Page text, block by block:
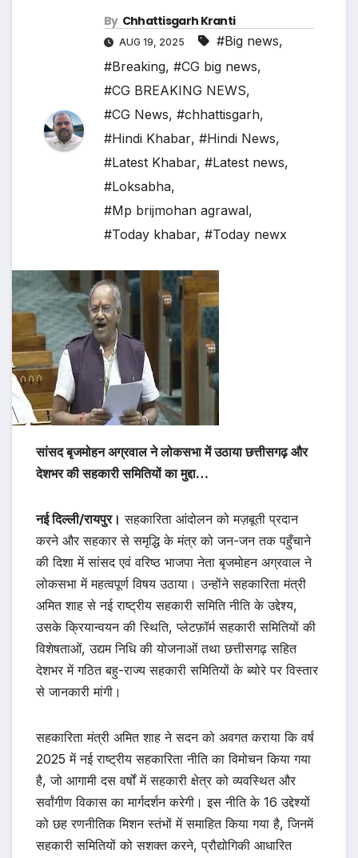
By Chhattisgarh Kranti
AUG 19, 2025 #Big news,
#Breaking, #CG big news,
#CG BREAKING NEWS,
#CG News, #chhattisgarh,
#Hindi Khabar, #Hindi News,
#Latest Khabar, #Latest news,
#Loksabha,
#Mp brijmohan agrawal,
#Today khabar, #Today newx
सांसद बृजमोहन अग्रवाल ने लोकसभा में उठाया छत्तीसगढ़ और
देशभर की सहकारी समितियों का मुद्दा…
नई दिल्ली/रायपुर। सहकारिता आंदोलन को मज़बूती प्रदान
करने और सहकार से समृद्धि के मंत्र को जन-जन तक पहुँचाने
की दिशा में सांसद एवं वरिष्ठ भाजपा नेता बृजमोहन अग्रवाल ने
लोकसभा में महत्वपूर्ण विषय उठाया। उन्होंने सहकारिता मंत्री
अमित शाह से नई राष्ट्रीय सहकारी समिति नीति के उद्देश्य,
उसके क्रियान्वयन की स्थिति, प्लेटफ़ॉर्म सहकारी समितियों की
विशेषताओं, उद्यम निधि की योजनाओं तथा छत्तीसगढ़ सहित
देशभर में गठित बहु-राज्य सहकारी समितियों के ब्योरे पर विस्तार
से जानकारी मांगी।
सहकारिता मंत्री अमित शाह ने सदन को अवगत कराया कि वर्ष
2025 में नई राष्ट्रीय सहकारिता नीति का विमोचन किया गया
है, जो आगामी दस वर्षों में सहकारी क्षेत्र को व्यवस्थित और
सर्वांगीण विकास का मार्गदर्शन करेगी। इस नीति के 16 उद्देश्यों
को छह रणनीतिक मिशन स्तंभों में समाहित किया गया है, जिनमें
सहकारी समितियों को सशक्त करने, प्रौद्योगिकी आधारित